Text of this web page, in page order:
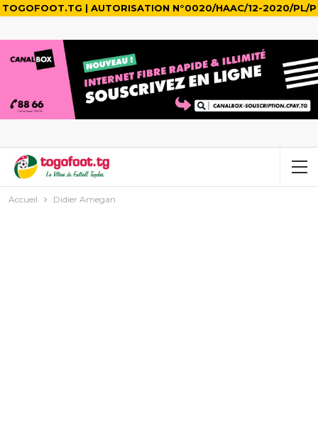
TOGOFOOT.TG | AUTORISATION N°0020/HAAC/12-2020/PL/P
Accueil Didier Amegan